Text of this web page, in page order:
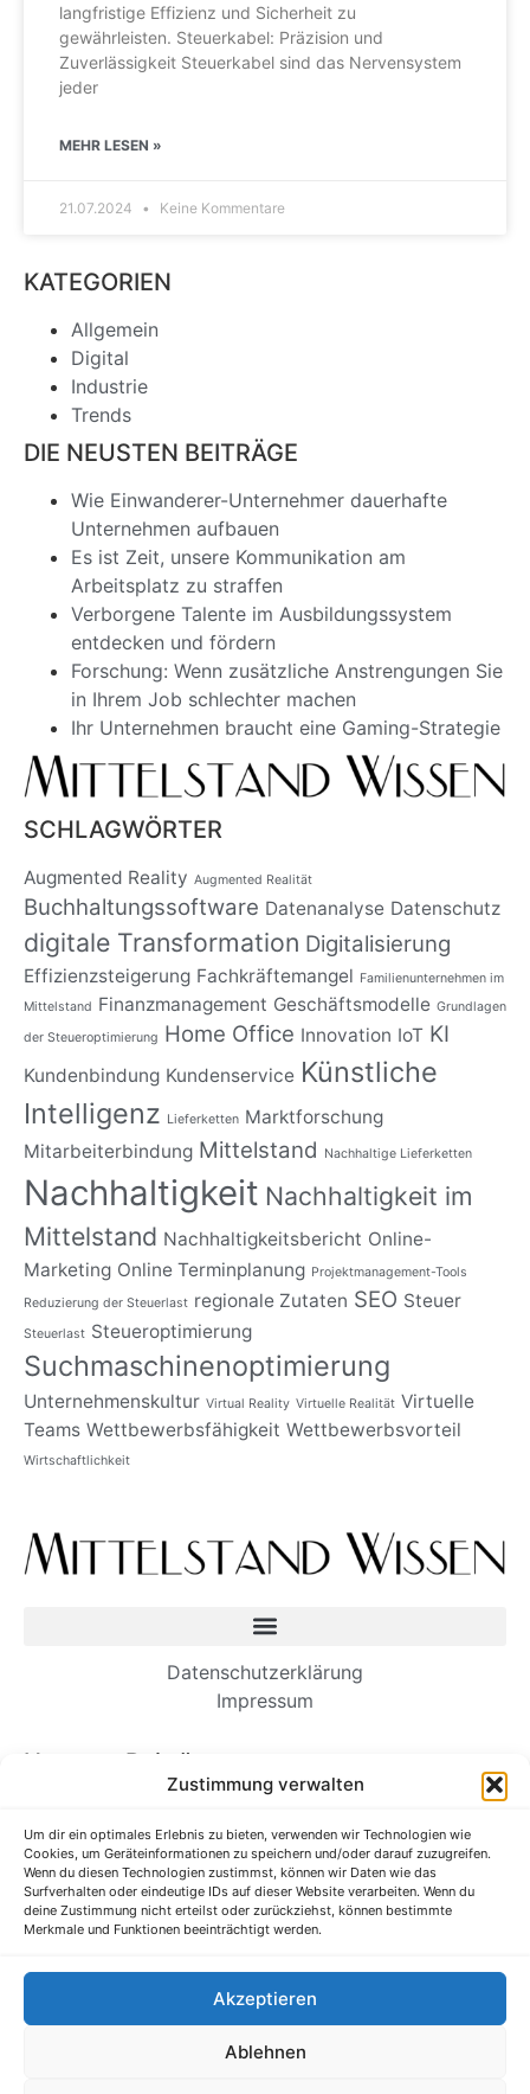
Zustimmung verwalten
Um dir ein optimales Erlebnis zu bieten, verwenden wir Technologien wie
Cookies, um Geräteinformationen zu speichern und/oder darauf zuzugreifen.
Wenn du diesen Technologien zustimmst, können wir Daten wie das
Surfverhalten oder eindeutige IDs auf dieser Website verarbeiten. Wenn du
deine Zustimmung nicht erteilst oder zurückziehst, können bestimmte
Merkmale und Funktionen beeinträchtigt werden.
Akzeptieren
Ablehnen
langfristige Effizienz und Sicherheit zu
gewährleisten. Steuerkabel: Präzision und
Zuverlässigkeit Steuerkabel sind das Nervensystem
jeder
MEHR LESEN »
21.07.2024 Keine Kommentare
KATEGORIEN
Allgemein
Digital
Industrie
Trends
DIE NEUSTEN BEITRÄGE
Wie Einwanderer-Unternehmer dauerhafte
Unternehmen aufbauen
Es ist Zeit, unsere Kommunikation am
Arbeitsplatz zu straffen
Verborgene Talente im Ausbildungssystem
entdecken und fördern
Forschung: Wenn zusätzliche Anstrengungen Sie
in Ihrem Job schlechter machen
Ihr Unternehmen braucht eine Gaming-Strategie
SCHLAGWÖRTER
Augmented Reality Augmented Realität
Buchhaltungssoftware Datenanalyse Datenschutz
digitale Transformation Digitalisierung
Effizienzsteigerung Fachkräftemangel Familienunternehmen im
Mittelstand Finanzmanagement Geschäftsmodelle Grundlagen
der Steueroptimierung Home Office Innovation IoT KI
Kundenbindung Kundenservice Künstliche
Intelligenz Lieferketten Marktforschung
Mitarbeiterbindung Mittelstand Nachhaltige Lieferketten
Nachhaltigkeit Nachhaltigkeit im
Mittelstand Nachhaltigkeitsbericht Online-
Marketing Online Terminplanung Projektmanagement-Tools
Reduzierung der Steuerlast regionale Zutaten SEO Steuer
Steuerlast Steueroptimierung
Suchmaschinenoptimierung
Unternehmenskultur Virtual Reality Virtuelle Realität Virtuelle
Teams Wettbewerbsfähigkeit Wettbewerbsvorteil
Wirtschaftlichkeit
Datenschutzerklärung
Impressum
Neueste Beiträge
Unternehmen aufbauen
Es ist Zeit, unsere Kommunikation am
Arbeitsplatz zu straffen
Verborgene Talente im Ausbildungssystem
Forschung: Wenn zusätzliche Anstrengungen Sie
in Ihrem Job schlechter machen